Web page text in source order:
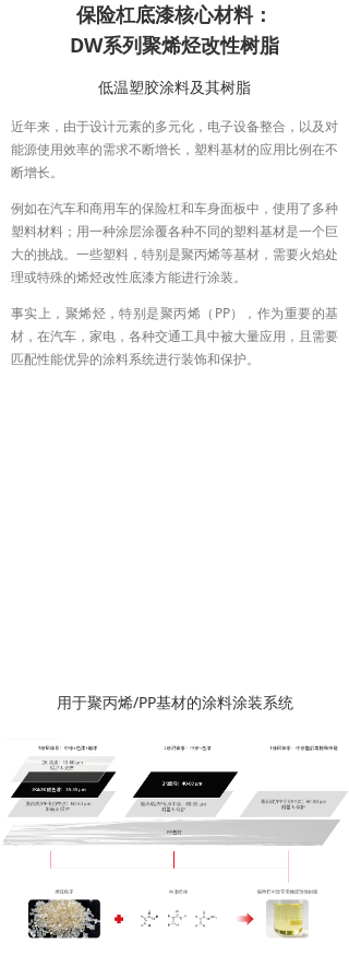
近年来，由于设计元素的多元化，电子设备整合，以及对
能源使用效率的需求不断增长，塑料基材的应用比例在不
断增长。
例如在汽车和商用车的保险杠和车身面板中，使用了多种
塑料材料；用一种涂层涂覆各种不同的塑料基材是一个巨
大的挑战。一些塑料，特别是聚丙烯等基材，需要火焰处
理或特殊的烯烃改性底漆方能进行涂装。
事实上，聚烯烃，特别是聚丙烯（PP），作为重要的基
材，在汽车，家电，各种交通工具中被大量应用，且需要
匹配性能优异的涂料系统进行装饰和保护。
保险杠底漆核心材料：
DW系列聚烯烃改性树脂
低温塑胶涂料及其树脂
用于聚丙烯/PP基材的涂料涂装系统